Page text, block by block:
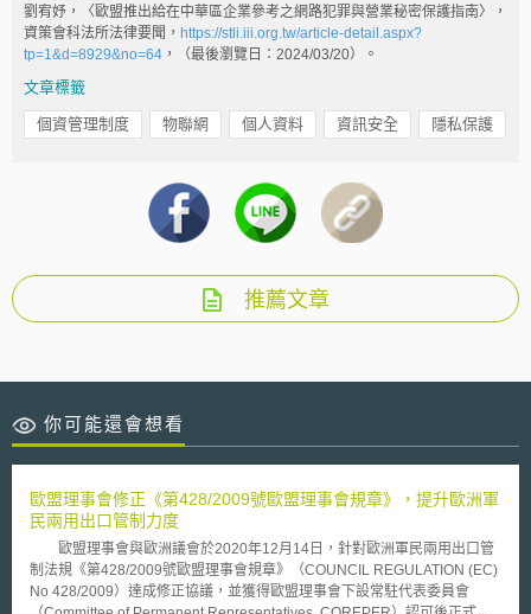
劉宥妤，〈歐盟推出給在中華區企業參考之網路犯罪與營業秘密保護指南〉，
資策會科法所法律要聞， https://stli.iii.org.tw/article-detail.aspx?
tp=1&d=8929&no=64 ，（最後瀏覽日：2024/03/20）。
文章標籤
個資管理制度 物聯網 個人資料 資訊安全 隱私保護
推薦文章
你可能還會想看
歐盟理事會修正《第428/2009號歐盟理事會規章》，提升歐洲軍
民兩用出口管制力度
歐盟理事會與歐洲議會於2020年12月14日，針對歐洲軍民兩用出口管
制法規《第428/2009號歐盟理事會規章》（COUNCIL REGULATION (EC)
No 428/2009）達成修正協議，並獲得歐盟理事會下設常駐代表委員會